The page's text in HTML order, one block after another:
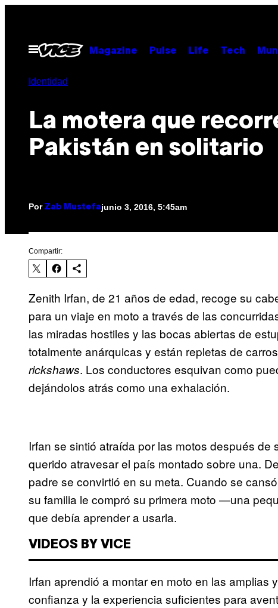
contenido
Abrir
Menú
Magazine Pulse Life Tech
Identidad
La motera que
Pakistán en solitario
Por Zab Mustefajunio 3, 2016, 5:45am
Compartir:
Zenith Irfan, de 21 años de edad, recoge su
para un viaje en moto a través de las
las miradas hostiles y las bocas abiertas de
totalmente anárquicas y están repletas de
rickshaws. Los conductores esquivan como
dejándolos atrás como una exhalación.
Irfan se sintió atraída por las motos después
querido atravesar el país montado sobre una.
padre se convirtió en su meta. Cuando se
su familia le compró su primera moto —una
que debía aprender a usarla.
VIDEOS BY VICE
Irfan aprendió a montar en moto en las
confianza y la experiencia suficientes para